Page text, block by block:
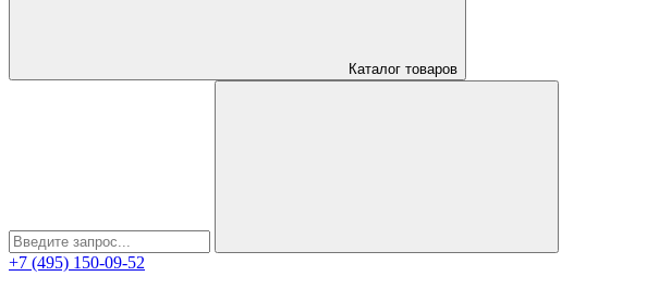
Каталог товаров
+7 (495) 150-09-52